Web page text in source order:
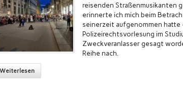
reisenden Straßenmusikanten
erinnerte ich mich beim
seinerzeit aufgenommen hatte
Polizeirechtsvorlesung im
Zweckveranlasser gesagt
Reihe nach.
Weiterlesen